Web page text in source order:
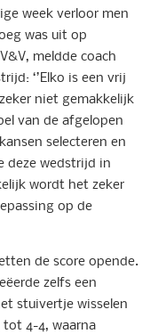
week verloor men
was uit op
meldde coach
‘’Elko is een vrij
niet gemakkelijk
van de afgelopen
selecteren en
deze wedstrijd in
wordt het zeker
op de
de score opende.
zelfs een
stuivertje wisselen
tot 4-4, waarna